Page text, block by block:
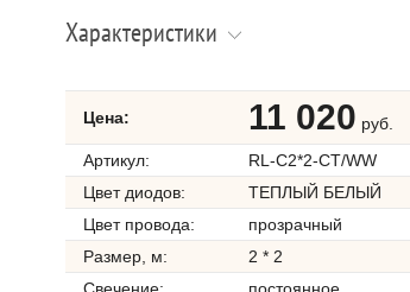
Характеристики
Цена: 11 020 руб.
Артикул:
RL-C2*2-CT/WW
Цвет диодов:
ТЕПЛЫЙ БЕЛЫЙ
Цвет провода:
прозрачный
Размер, м:
2 * 2
Свечение:
постоянное